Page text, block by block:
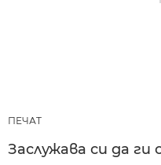
ПЕЧАТ
Заслужава си да